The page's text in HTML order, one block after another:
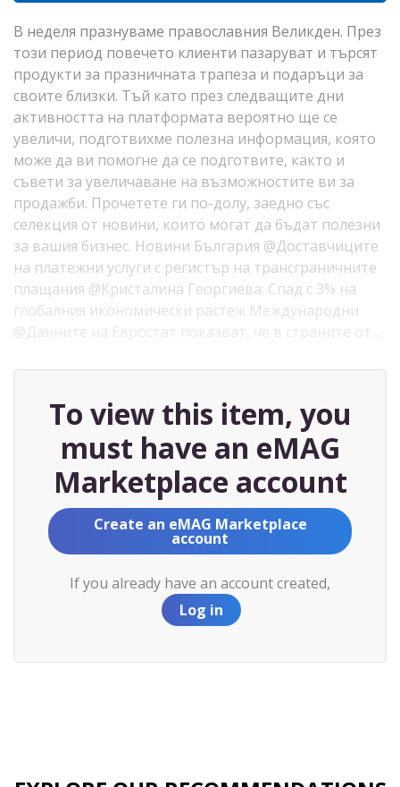
В неделя празнуваме православния Великден. През
този период повечето клиенти пазаруват и търсят
продукти за празничната трапеза и подаръци за
своите близки. Тъй като през следващите дни
активността на платформата вероятно ще се
увеличи, подготвихме полезна информация, която
може да ви помогне да се подготвите, както и
съвети за увеличаване на възможностите ви за
продажби. Прочетете ги по-долу, заедно със
селекция от новини, които могат да бъдат полезни
за вашия бизнес. Новини България @Доставчиците
на платежни услуги с регистър на трансграничните
плащания @Кристалина Георгиева: Спад с 3% на
глобалния икономически растеж Международни
@Данните на Евростат показват, че в страните от…
To view this item, you
must have an eMAG
Marketplace account
Create an eMAG Marketplace
account
If you already have an account created,
Log in